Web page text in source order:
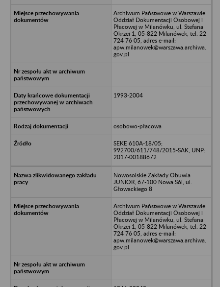
Archiwum Państwowe w Warszawie
Oddział Dokumentacji Osobowej i
Płacowej w Milanówku, ul. Stefana
Okrzei 1, 05-822 Milanówek, tel. 22
724 76 05, adres e-mail:
apw.milanowek@warszawa.archiwa.
gov.pl
1993-2004
osobowo-płacowa
SEKE 610A-18/05;
992700/611/748/2015-SAK, UNP:
2017-00188672
Nowosolskie Zakłady Obuwia
JUNIOR, 67-100 Nowa Sól, ul.
Głowackiego 8
Archiwum Państwowe w Warszawie
Oddział Dokumentacji Osobowej i
Płacowej w Milanówku, ul. Stefana
Okrzei 1, 05-822 Milanówek, tel. 22
724 76 05, adres e-mail:
apw.milanowek@warszawa.archiwa.
gov.pl